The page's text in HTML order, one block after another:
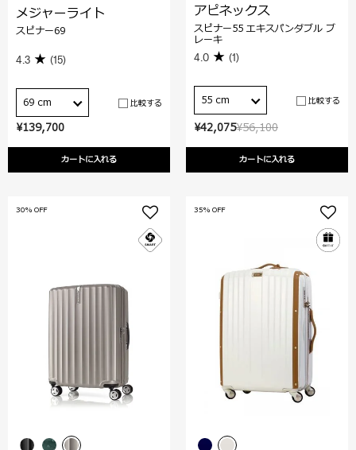
¥139,700
カートに入れる
メジャーライト
スピナー69
4.3 (15)
69 cm 比較する
¥56,100
¥42,075
カートに入れる
アピネックス
スピナー55 エキスパンダブル ブ
レーキ
4.0 (1)
55 cm 比較する
30% OFF 35% OFF